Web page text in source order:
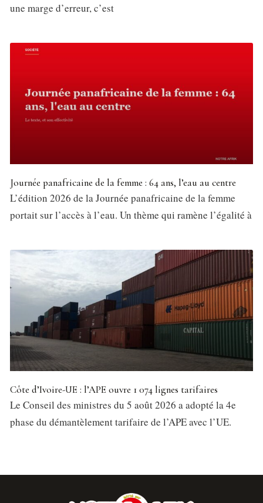
une marge d’erreur, c’est
Journée panafricaine de la femme : 64 ans, l’eau au centre
L’édition 2026 de la Journée panafricaine de la femme
portait sur l’accès à l’eau. Un thème qui ramène l’égalité à
Côte d’Ivoire-UE : l’APE ouvre 1 074 lignes tarifaires
Le Conseil des ministres du 5 août 2026 a adopté la 4e
phase du démantèlement tarifaire de l’APE avec l’UE.